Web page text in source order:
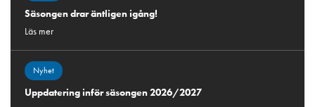
Säsongen drar äntligen igång!
Läs mer
Nyhet
Uppdatering inför säsongen 2026/2027